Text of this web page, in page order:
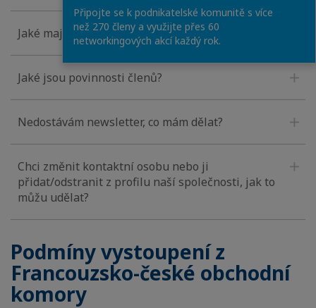
Jaké mají členové práva?
Jaké jsou povinnosti členů?
Nedostávám newsletter, co mám dělat?
Chci změnit kontaktní osobu nebo ji
přidat/odstranit z profilu naší společnosti, jak to
můžu udělat?
Podmíny vystoupení z
Francouzsko-české obchodní
komory
Připojte se k podnikatelské komunitě s více
než 270 členy a využijte přes 60
networkingových akcí každý rok.